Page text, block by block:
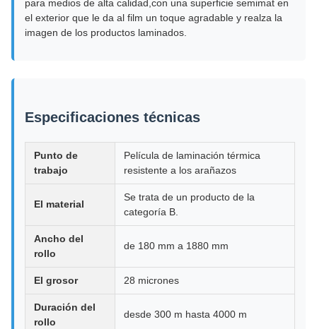
para medios de alta calidad,con una superficie semimat en
el exterior que le da al film un toque agradable y realza la
imagen de los productos laminados.
Especificaciones técnicas
Punto de
trabajo
Película de laminación térmica
resistente a los arañazos
El material
Se trata de un producto de la
categoría B.
Ancho del
rollo
de 180 mm a 1880 mm
El grosor 28 micrones
Duración del
rollo
desde 300 m hasta 4000 m